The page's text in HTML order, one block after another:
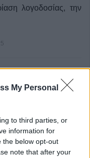
My Personal
to third parties, or
information for
the below opt-out
note that after your
λογοδοσίας, την